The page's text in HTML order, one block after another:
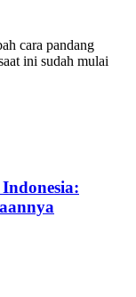
cara pandang
ini sudah mulai